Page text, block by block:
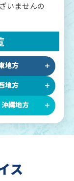
いませんの
地方
地方
縄地方
ス